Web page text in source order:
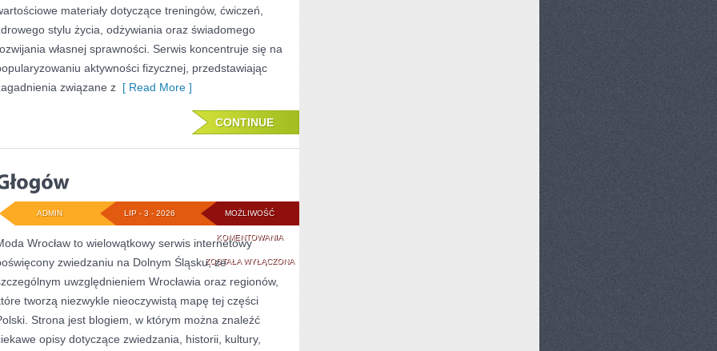
materiały dotyczące treningów, ćwiczeń,
stylu życia, odżywiania oraz świadomego
własnej sprawności. Serwis koncentruje się na
aktywności fizycznej, przedstawiając
związane z [ Read More ]
CONTINUE
MOŻLIWOŚĆ
KOMENTOWANIAGŁOGÓW
ZOSTAŁA WYŁĄCZONA
LIP - 3 - 2026
ADMIN
Wrocław to wielowątkowy serwis internetowy
zwiedzaniu na Dolnym Śląsku, ze
uwzględnieniem Wrocławia oraz regionów,
tworzą niezwykle nieoczywistą mapę tej części
Strona jest blogiem, w którym można znaleźć
opisy dotyczące zwiedzania, historii, kultury,